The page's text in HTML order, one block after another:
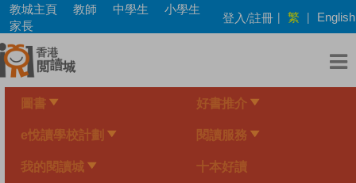
Skip
main
content
教城主頁 教師 中學生
小學生
家長
登入/註冊 | 繁 | English
圖書 好書推介
e悅讀學校計劃 閱讀服務
我的閱讀城 十本好讀